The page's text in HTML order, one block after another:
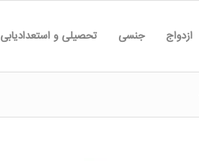
ازدواج جنسی تحصیلی و استعدادیابی